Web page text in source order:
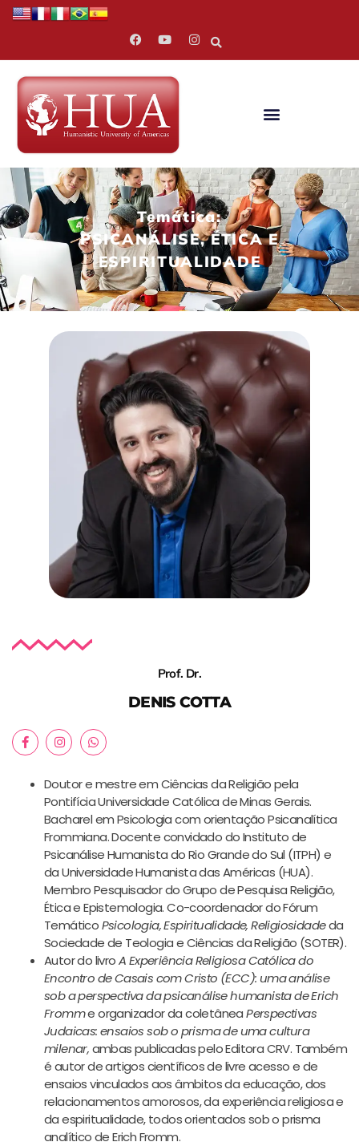
Temática:
PSICANÁLISE, ÉTICA E
ESPIRITUALIDADE
Prof. Dr.
DENIS COTTA
Doutor e mestre em Ciências da Religião pela
Pontifícia Universidade Católica de Minas Gerais.
Bacharel em Psicologia com orientação Psicanalítica
Frommiana. Docente convidado do Instituto de
Psicanálise Humanista do Rio Grande do Sul (ITPH) e
da Universidade Humanista das Américas (HUA).
Membro Pesquisador do Grupo de Pesquisa Religião,
Ética e Epistemologia. Co-coordenador do Fórum
TemáticoPsicologia, Espiritualidade, Religiosidadeda
Sociedade de Teologia e Ciências da Religião (SOTER).
Autor do livroA Experiência Religiosa Católica do
Encontro de Casais com Cristo (ECC): uma análise
sob a perspectiva da psicanálise humanista de Erich
Fromme organizador da coletâneaPerspectivas
Judaicas: ensaios sob o prisma de uma cultura
milenar,ambas publicadas pelo Editora CRV. Também
é autor de artigos científicos de livre acesso e de
ensaios vinculados aos âmbitos da educação, dos
relacionamentos amorosos, da experiência religiosa e
da espiritualidade, todos orientados sob o prisma
analítico de Erich Fromm.